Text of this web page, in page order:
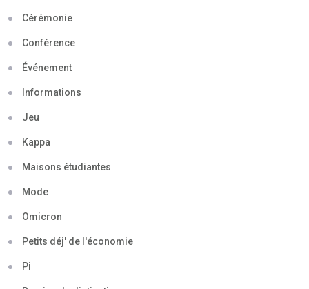
Cérémonie
Conférence
Événement
Informations
Jeu
Kappa
Maisons étudiantes
Mode
Omicron
Petits déj' de l'économie
Pi